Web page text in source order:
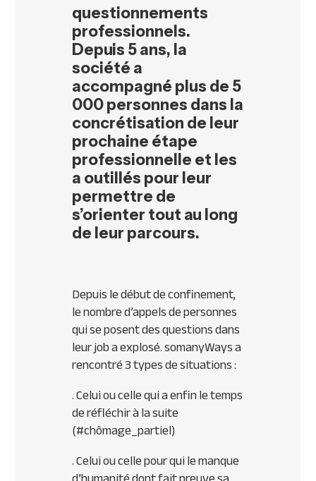
questionnements
professionnels.
Depuis 5 ans, la
société a
accompagné plus de 5
000 personnes dans la
concrétisation de leur
prochaine étape
professionnelle et les
a outillés pour leur
permettre de
s’orienter tout au long
de leur parcours.
Depuis le début de confinement,
le nombre d’appels de personnes
qui se posent des questions dans
leur job a explosé. somanyWays a
rencontré 3 types de situations :
. Celui ou celle qui a enfin le temps
de réfléchir à la suite
(#chômage_partiel)
. Celui ou celle pour qui le manque